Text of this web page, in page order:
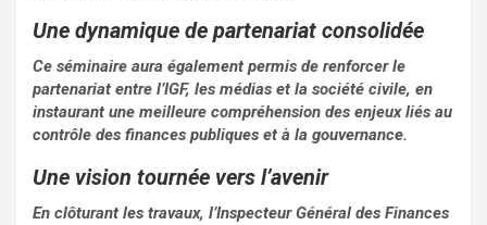
Une dynamique de partenariat consolidée
Ce séminaire aura également permis de renforcer le
partenariat entre l’IGF, les médias et la société civile, en
instaurant une meilleure compréhension des enjeux liés au
contrôle des finances publiques et à la gouvernance.
Une vision tournée vers l’avenir
En clôturant les travaux, l’Inspecteur Général des Finances